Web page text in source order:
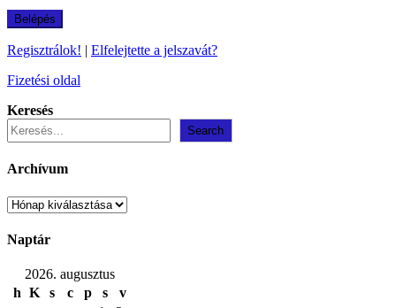
Regisztrálok! | Elfelejtette a jelszavát?
Fizetési oldal
Keresés
Search
Archívum
Archívum
Naptár
2026. augusztus
h K s c p s
v